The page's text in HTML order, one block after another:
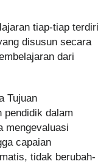
tiap-tiap terdiri
disusun secara
dari
Tujuan
pendidik dalam
mengevaluasi
capaian
tidak berubah-